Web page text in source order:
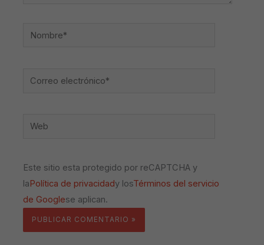
Nombre*
Correo
Web
Este sitio esta protegido por reCAPTCHA y
laPolítica de privacidady losTérminos del servicio
de Googlese aplican.